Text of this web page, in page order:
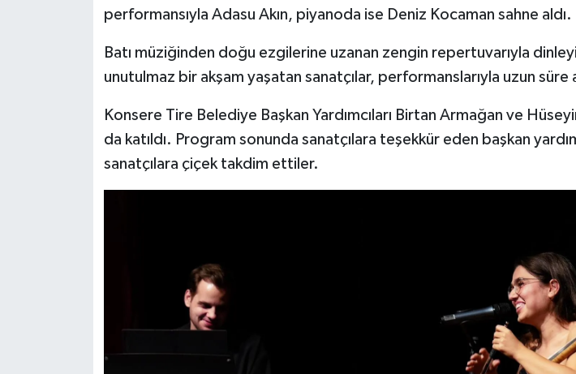
performansıyla Adasu Akın, piyanoda ise Deniz Kocaman sahne aldı.
Batı müziğinden doğu ezgilerine uzanan zengin repertuvarıyla
unutulmaz bir akşam yaşatan sanatçılar, performanslarıyla uzun süre
Konsere Tire Belediye Başkan Yardımcıları Birtan Armağan ve
da katıldı. Program sonunda sanatçılara teşekkür eden başkan
sanatçılara çiçek takdim ettiler.